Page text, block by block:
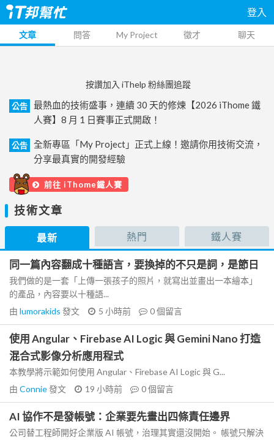
登入
文章 問答 My Project 徵才 聊天
按讚加入 iThelp 粉絲團追蹤
公告
最熱血的技術盛事，連續 30 天的修煉【2026 iThome 鐵
人賽】8 月 1 日賽事正式開啟！
公告
全新專區「My Project」正式上線！邀請你用技術交流，
分享最真實的開發經驗
前往 iThome鐵人賽
技術文章
最新 熱門 鐵人賽
同一篇內容翻成十種語言，要換掉的不只是詞，是節日
我們做的是一套「上傳一張孩子的照片，就寫出並畫出一本繪本」
的產品，內容要以十種語...
由 lumorakids 發文 5 小時前 0個留言
使用 Angular、Firebase AI Logic 與 Gemini Nano 打造
混合式影像分析應用程式
本教學將示範如何使用 Angular、Firebase AI Logic 與 G...
由 Connie發文 19 小時前 0個留言
AI 協作不是發帳號：企業要先畫出四條責任邊界
公司替工程師開好企業版 AI 帳號，治理其實還沒開始。 帳號只解決